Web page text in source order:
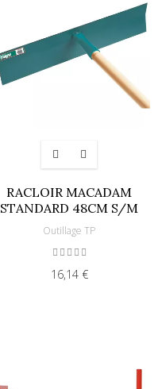
RACLOIR MACADAM
STANDARD 48CM S/M
Outillage TP
16,14 €